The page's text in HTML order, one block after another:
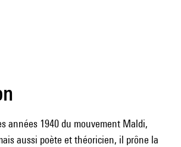
années 1940 du mouvement Maldi,
aussi poète et théoricien, il prône la